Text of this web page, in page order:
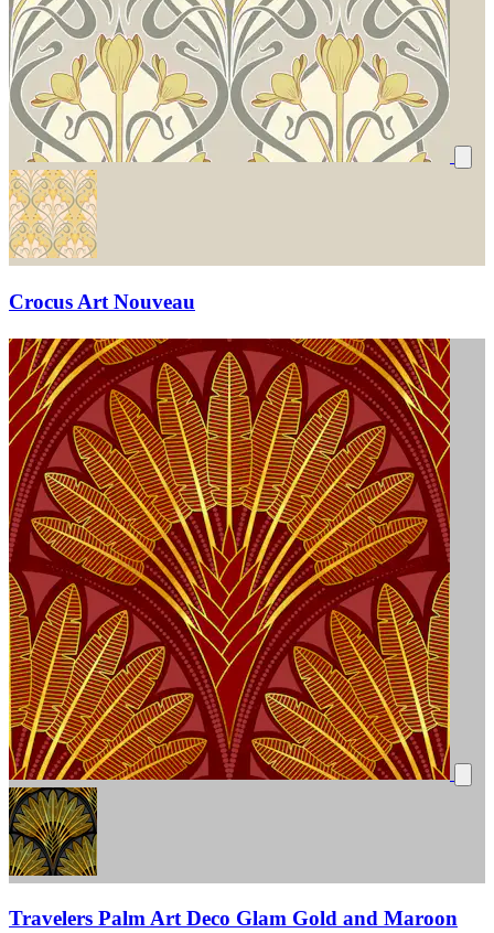
Crocus Art Nouveau
Travelers Palm Art Deco Glam Gold and Maroon